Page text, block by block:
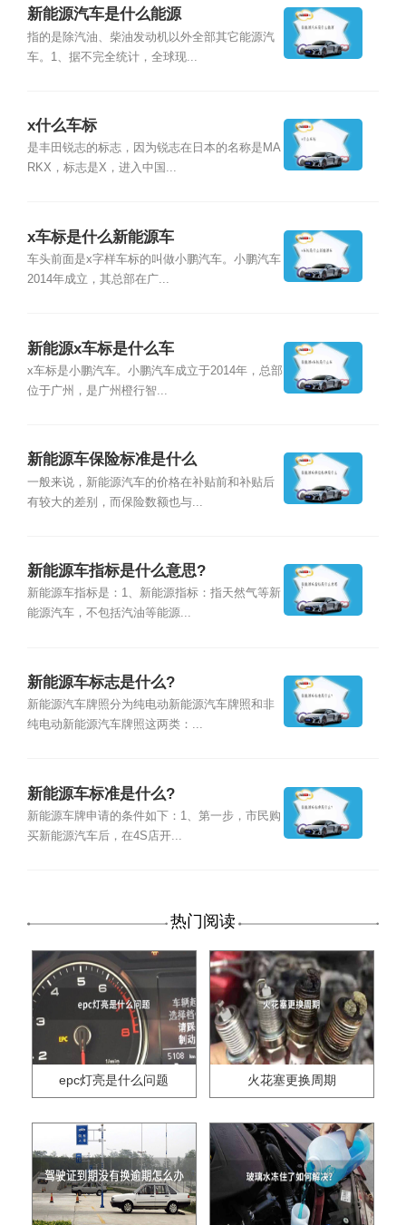
新能源汽车是什么能源
指的是除汽油、柴油发动机以外全部其它能源汽
车。1、据不完全统计，全球现...
x什么车标
是丰田锐志的标志，因为锐志在日本的名称是MA
RKX，标志是X，进入中国...
x车标是什么新能源车
车头前面是x字样车标的叫做小鹏汽车。小鹏汽车
2014年成立，其总部在广...
新能源x车标是什么车
x车标是小鹏汽车。小鹏汽车成立于2014年，总部
位于广州，是广州橙行智...
新能源车保险标准是什么
一般来说，新能源汽车的价格在补贴前和补贴后
有较大的差别，而保险数额也与...
新能源车指标是什么意思?
新能源车指标是：1、新能源指标：指天然气等新
能源汽车，不包括汽油等能源...
新能源车标志是什么?
新能源汽车牌照分为纯电动新能源汽车牌照和非
纯电动新能源汽车牌照这两类：...
新能源车标准是什么?
新能源车牌申请的条件如下：1、第一步，市民购
买新能源汽车后，在4S店开...
热门阅读
epc灯亮是什么问题 火花塞更换周期